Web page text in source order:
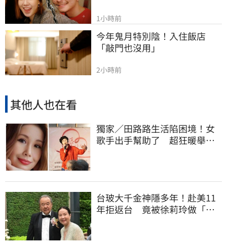
1小時前
今年鬼月特別陰！入住飯店
「敲門也沒用」
2小時前
其他人也在看
獨家／田路路生活陷困境！女
歌手出手幫助了 超狂暖舉曝
台玻大千金神隱多年！赴美11
年拒返台 竟被徐莉玲做「這